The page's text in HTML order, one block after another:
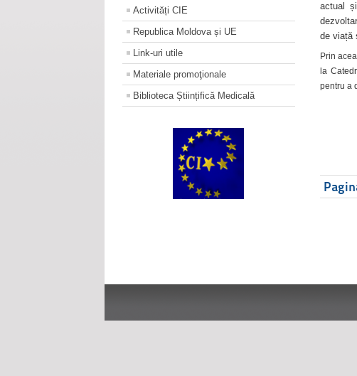
Activități CIE
Republica Moldova și UE
Link-uri utile
Materiale promoţionale
Biblioteca Științifică Medicală
actual
de viață
Prin
la
pentru a